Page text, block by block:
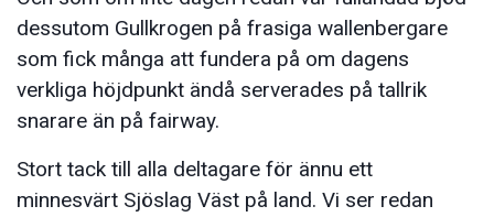
dessutom Gullkrogen på frasiga wallenbergare
som fick många att fundera på om dagens
verkliga höjdpunkt ändå serverades på tallrik
snarare än på fairway.
Stort tack till alla deltagare för ännu ett
minnesvärt Sjöslag Väst på land. Vi ser redan